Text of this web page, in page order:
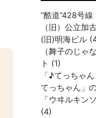
“酷道”428号線
（旧）公立加
(旧)明海ビル
（舞子のじゃ
ト (1)
「♪てっちゃ
てっちゃん」
「ウヰルキン
(4)